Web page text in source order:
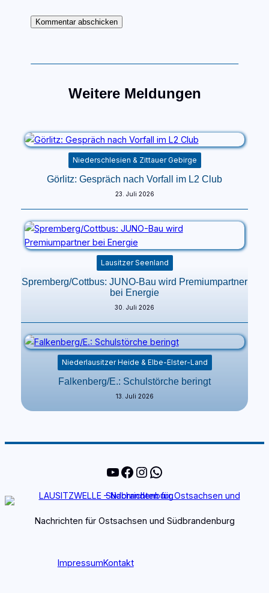
Weitere Meldungen
Niederschlesien & Zittauer Gebirge
Görlitz: Gespräch nach Vorfall im L2 Club
23. Juli 2026
Lausitzer Seenland
Spremberg/Cottbus: JUNO-Bau wird Premiumpartner
bei Energie
30. Juli 2026
Niederlausitzer Heide & Elbe-Elster-Land
Falkenberg/E.: Schulstörche beringt
13. Juli 2026
YouTube
Facebook
Instagram
WhatsApp
Nachrichten für Ostsachsen und Südbrandenburg
ImpressumKontakt